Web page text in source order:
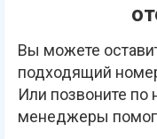
Вы можете
подходящий
Или позвоните
менеджеры